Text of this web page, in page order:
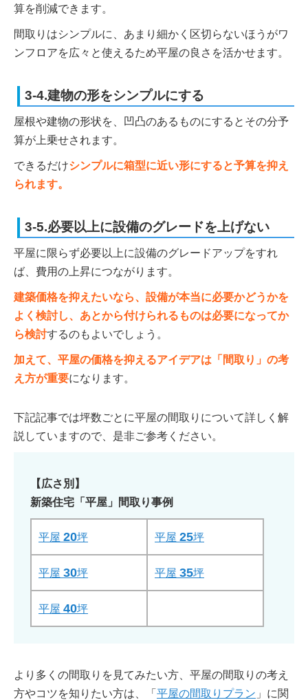
算を削減できます。
間取りはシンプルに、あまり細かく区切らないほうがワ
ンフロアを広々と使えるため平屋の良さを活かせます。
3-4.建物の形をシンプルにする
屋根や建物の形状を、凹凸のあるものにするとその分予
算が上乗せされます。
できるだけシンプルに箱型に近い形にすると予算を抑え
られます。
3-5.必要以上に設備のグレードを上げない
平屋に限らず必要以上に設備のグレードアップをすれ
ば、費用の上昇につながります。
建築価格を抑えたいなら、設備が本当に必要かどうかを
よく検討し、あとから付けられるものは必要になってか
ら検討するのもよいでしょう。
加えて、平屋の価格を抑えるアイデアは「間取り」の考
え方が重要になります。
下記記事では坪数ごとに平屋の間取りについて詳しく解
説していますので、是非ご参考ください。
【広さ別】
新築住宅「平屋」間取り事例
平屋 20坪 平屋 25坪
平屋 30坪 平屋 35坪
平屋 40坪
より多くの間取りを見てみたい方、平屋の間取りの考え
方やコツを知りたい方は、「 平屋の間取りプラン 」に関